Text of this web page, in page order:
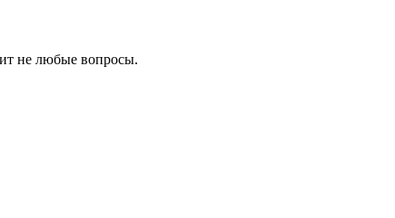
не любые вопросы.